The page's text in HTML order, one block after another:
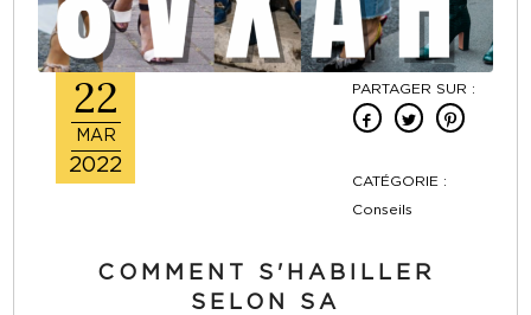
22
MAR
2022
PARTAGER SUR :
CATÉGORIE :
Conseils
COMMENT S'HABILLER
SELON SA